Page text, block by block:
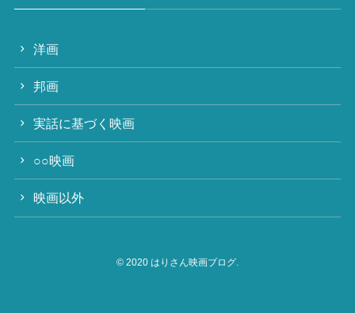
洋画
邦画
実話に基づく映画
○○映画
映画以外
© 2020 はりさん映画ブログ.